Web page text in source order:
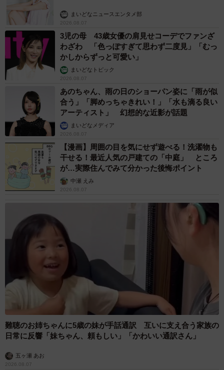
まいどなニュースエンタメ部
2026.08.07
3児の母 43歳女優の肩見せコーデでファンざ
わざわ 「色っぽすぎて思わず二度見」「むっ
かしからずっと可愛い」
まいどなトピック
2026.08.07
あのちゃん、雨の日のショーパン姿に「雨が似
合う」「脚めっちゃきれい！」「水も滴る良い
アーティスト」 幻想的な近影が話題
まいどなメディア
2026.08.07
【漫画】周囲の目を気にせず遊べる！洗濯物も
干せる！最近人気の戸建ての「中庭」 ところ
が…実際住んでみて分かった後悔ポイント
中瀬 えみ
2026.08.07
難聴のお姉ちゃんに5歳の妹が手話通訳 互いに支え合う家族の
日常に反響「妹ちゃん、頼もしい」「かわいい通訳さん」
五ヶ瀬 あお
2026.08.07